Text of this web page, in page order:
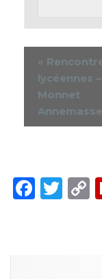
«
lycéennes
Monnet
Annemasse